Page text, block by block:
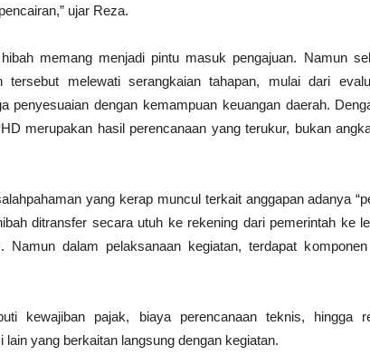
ujar Reza.
memang menjadi pintu masuk pengajuan. Namun
tersebut melewati serangkaian tahapan, mulai dari
penyesuaian dengan kemampuan keuangan daerah.
merupakan hasil perencanaan yang terukur, bukan
yang kerap muncul terkait anggapan adanya
ditransfer secara utuh ke rekening dari pemerintah ke
Namun dalam pelaksanaan kegiatan, terdapat
kewajiban pajak, biaya perencanaan teknis, hingga
lain yang berkaitan langsung dengan kegiatan.